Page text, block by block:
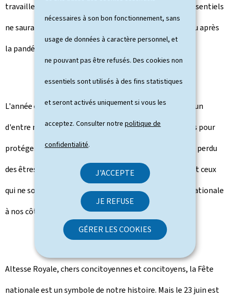
nécessaires à son bon fonctionnement, sans
usage de données à caractère personnel, et
ne pouvant pas être refusés. Des cookies non
essentiels sont utilisés à des fins statistiques
et seront activés uniquement si vous les
acceptez. Consulter notrepolitique de
confidentialité.
J'ACCEPTE
JE REFUSE
GÉRER LES COOKIES
travaillent dans notre pays, et sans qui nos secteurs essentiels
ne sauraient fonctionner, que ce soit avant, pendant ou après
la pandémie.
L'année écoulée a été difficile et éprouvante pour chacun
d'entre nous. Nous avons dû renoncer à bien des choses pour
protéger nos proches. Et malgré tout cela, nous avons perdu
des êtres chers. Je souhaite ainsi penser à tous celles et ceux
qui ne sont plus parmi nous pour célébrer cette Fête nationale
à nos côtés.
Altesse Royale, chers concitoyennes et concitoyens, la Fête
nationale est un symbole de notre histoire. Mais le 23 juin est